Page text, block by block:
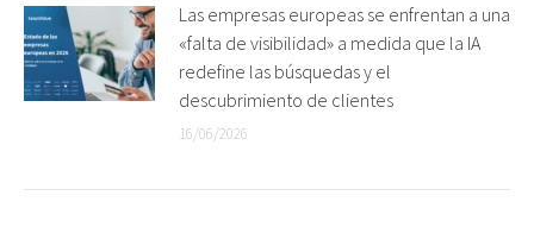
Las empresas europeas se enfrentan a una
«falta de visibilidad» a medida que la IA
redefine las búsquedas y el
descubrimiento de clientes
16/06/2026